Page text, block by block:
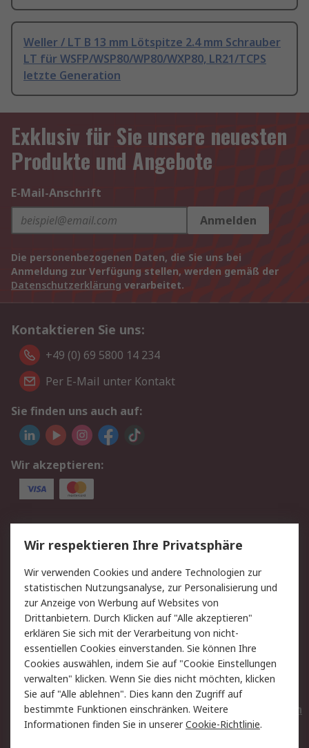
Weller / LT B 13 mm Lötspitze 2.4 mm Schrauber
LT für WSFP/WSP80/WP80/WXP80, LR21/TCPS
letzte Generation
Exklusiv für Sie unsere neuesten
Produkte und Angebote
E-Mail-Anschrift
Anmelden
Die personenbezogenen Daten, die Sie uns bei
Anmeldung zur Verfügung stellen, werden gemäß der
Datenschutzerklärung verarbeitet.
Kontaktieren Sie uns:
+49 (0) 69 5800 14 234
Per E-Mail unter Kontakt
Sie finden uns auch auf:
Wir akzeptieren:
Service
Value Added Services
Lieferlösungen
Rücksendungen
Kontakt
Hilfe
Privatkunden
Rechtliches
AGB
Datenschutz
Cookie-Richtlinie
Zahlungsbedingungen
Copyright/Impressum
Entsorgung
Elektrogeräte/Batterien
Wir respektieren Ihre Privatsphäre
Wir verwenden Cookies und andere Technologien zur
statistischen Nutzungsanalyse, zur Personalisierung und
zur Anzeige von Werbung auf Websites von
Drittanbietern. Durch Klicken auf "Alle akzeptieren"
erklären Sie sich mit der Verarbeitung von nicht-
essentiellen Cookies einverstanden. Sie können Ihre
Cookies auswählen, indem Sie auf "Cookie Einstellungen
verwalten" klicken. Wenn Sie dies nicht möchten, klicken
Sie auf "Alle ablehnen". Dies kann den Zugriff auf
bestimmte Funktionen einschränken. Weitere
Informationen finden Sie in unsererCookie-Richtlinie.